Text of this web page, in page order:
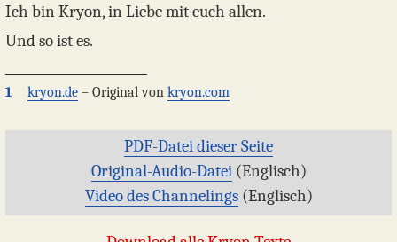
Ich bin Kryon, in Liebe mit euch allen.
Und so ist es.
1 kryon.de – Original von kryon.com
PDF-Datei dieser Seite
Original-Audio-Datei(Englisch)
Video des Channelings(Englisch)